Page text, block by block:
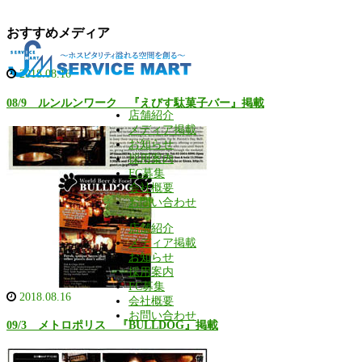
店舗紹介
メディア掲載
お知らせ
採用案内
FC募集
会社概要
お問い合わせ
店舗紹介
メディア掲載
お知らせ
採用案内
FC募集
会社概要
お問い合わせ
おすすめメディア
2018.08.16
08/9 ルンルンワーク 『えびす駄菓子バー』掲載
2018.08.16
09/3 メトロポリス 『BULLDOG』掲載